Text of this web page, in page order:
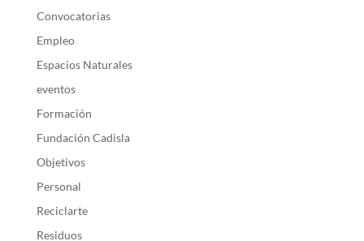
Convocatorias
Empleo
Espacios Naturales
eventos
Formación
Fundación Cadisla
Objetivos
Personal
Reciclarte
Residuos